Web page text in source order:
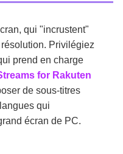
qui "incrustent"
Privilégiez
prend en charge
for Rakuten
de sous-titres
qui
écran de PC.